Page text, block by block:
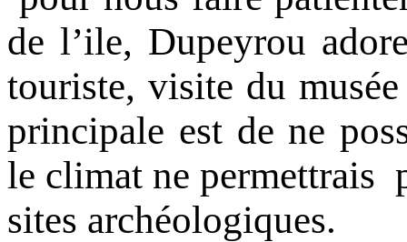
de l’ile, Dupeyrou
touriste, visite du
principale est de ne
le climat ne permettrais
sites archéologiques.